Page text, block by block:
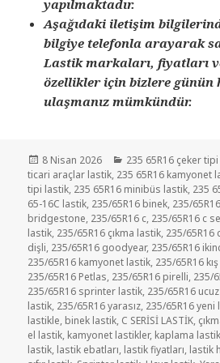
yapılmaktadır.
Aşağıdaki iletişim
bilgiye telefonla arayarak
Lastik markaları, fiyatları
özellikler için bizlere günün
ulaşmanız mümkündür.
Yayın
tarihi
8 Nisan 2026 Kategoriler
235 65R16 çeker
ticari araçlar lastik, 235 65R16 kamyonet
tipi lastik, 235 65R16 minibüs lastik, 235
65-16C lastik, 235/65R16 binek, 235/
bridgestone, 235/65R16 c, 235/65R16 c
lastik, 235/65R16 çıkma lastik, 235/65R16
dişli, 235/65R16 goodyear, 235/65R16
235/65R16 kamyonet lastik, 235/65R16
235/65R16 Petlas, 235/65R16 pirelli, 235/
235/65R16 sprinter lastik, 235/65R16
lastik, 235/65R16 yarasız, 235/65R16 yeni
lastikle, binek lastik, C SERİSİ LASTİK,
el lastik, kamyonet lastikler, kaplama
lastik, lastik ebatları, lastik fiyatları, lastik